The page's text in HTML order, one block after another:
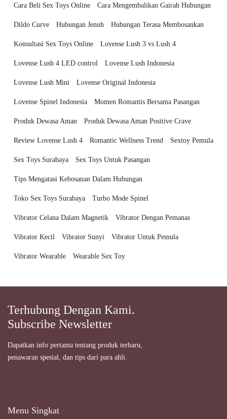
Cara Beli Sex Toys Online Cara Mengembalikan Gairah Hubungan
Dildo Curve Hubungan Jenuh Hubungan Terasa Membosankan
Konsultasi Sex Toys Online Lovense Lush 3 vs Lush 4
Lovense Lush 4 LED control Lovense Lush Indonesia
Lovense Lush Mini Lovense Original Indonesia
Lovense Spinel Indonesia Momen Romantis Bersama Pasangan
Produk Dewasa Aman Produk Dewasa Aman Positive Crave
Review Lovense Lush 4 Romantic Wellness Trend Sextoy Pemula
Sex Toys Surabaya Sex Toys Untuk Pasangan
Tips Mengatasi Kebosanan Dalam Hubungan
Toko Sex Toys Surabaya Turbo Mode Spinel
Vibrator Celana Dalam Magnetik Vibrator Dengan Pemanas
Vibrator Kecil Vibrator Sunyi Vibrator Untuk Pemula
Vibrator Wearable Wearable Sex Toy
Terhubung Dengan Kami.
Subscribe Newsletter
Dapatkan info pertama tentang produk terbaru,
penawaran spesial, dan tips dari para ahli.
Menu Singkat